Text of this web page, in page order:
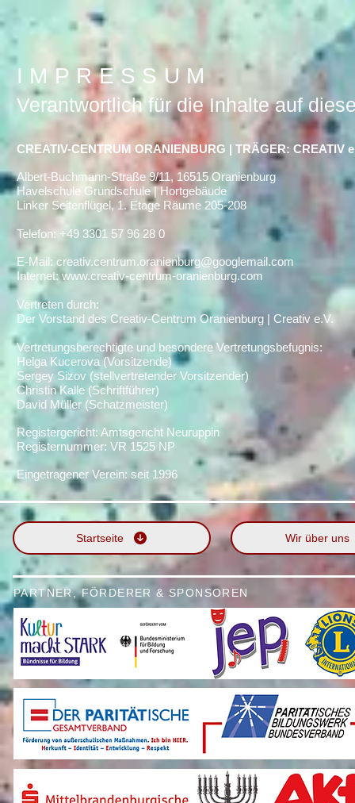
IMPRESSUM
Verantwortlich für die Inhalte auf
CREATIV-CENTRUM ORANIENBURG | TRÄGER: CREATIV
Albert-Buchmann-Straße 9/11, 16515 Oranienburg
Havelschule Grundschule | Hortgebäude
Linker Seitenflügel, 1. Etage Räume 205-208
Telefon: +49 3301 57 96 28 0
E-Mail: creativ.centrum.oranienburg@googlemail.com
Internet: www.creativ-centrum-oranienburg.com
Vertreten durch:
Der Vorstand des Creativ-Centrum Oranienburg | Creativ e.V.
Vertretungsberechtigte und besondere Vertretungsbefugnis:
Helga Kucerova (Vorsitzende)
Sergey Sizov (stellvertretender Vorsitzender)
Christin Kalle (Schriftführer)
David Müller (Schatzmeister)
Registergericht: Amtsgericht Neuruppin
Registernummer: VR 1525 NP
Eingetragener Verein: seit 1996
Startseite Wir über uns
PARTNER, FÖRDERER & SPONSOREN